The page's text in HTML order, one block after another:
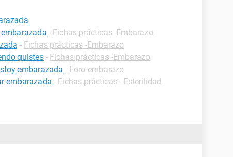
- Fichas prácticas -Embarazo
- Fichas prácticas -Embarazo
quistes - Fichas prácticas -Embarazo
embarazada - Foro embarazo
embarazada - Fichas prácticas - Esterilidad